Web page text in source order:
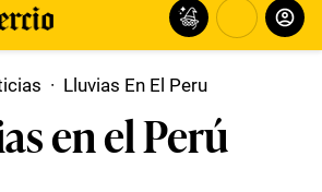
· Lluvias En El Peru
en el Perú